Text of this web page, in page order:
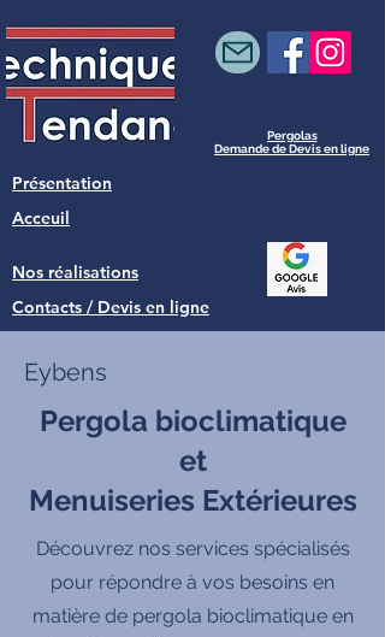
Demande de Devis en ligne
Pergolas
Présentation
Nos réalisations
Contacts / Devis en ligne
Acceuil
Eybens
Pergola bioclimatique
et
Menuiseries Extérieures
Découvrez nos services spécialisés
pour répondre à vos besoins en
matière de pergola bioclimatique en